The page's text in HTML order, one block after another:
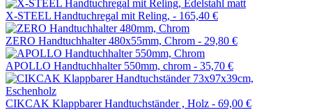
X-STEEL Handtuchregal mit Reling, - 165,40 €
ZERO Handtuchhalter 480x55mm, Chrom - 29,80 €
APOLLO Handtuchhalter 550mm, chrom - 35,70 €
CIKCAK Klappbarer Handtuchständer , Holz - 69,00 €